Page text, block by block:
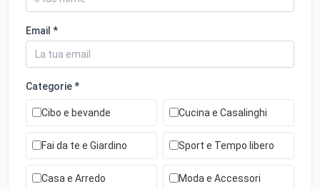
Email *
Categorie *
Cibo e bevande Cucina e Casalinghi
Fai da te e Giardino Sport e Tempo libero
Casa e Arredo Moda e Accessori